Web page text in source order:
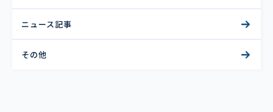
ニュース記事
その他